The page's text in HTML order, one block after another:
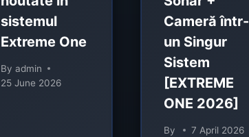
sistemul
Extreme One
By admin
25 June 2026
Cameră într-
un Singur
Sistem
[EXTREME
ONE 2026]
By 7 April 2026